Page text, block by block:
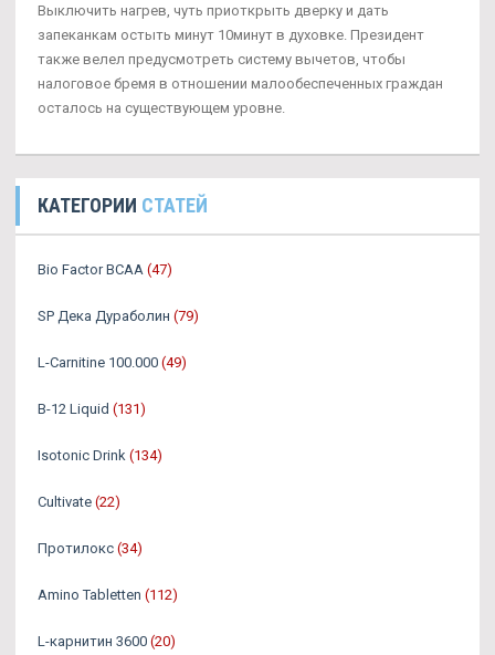
Выключить нагрев, чуть приоткрыть дверку и дать
запеканкам остыть минут 10минут в духовке. Президент
также велел предусмотреть систему вычетов, чтобы
налоговое бремя в отношении малообеспеченных граждан
осталось на существующем уровне.
КАТЕГОРИИ СТАТЕЙ
Bio Factor BCAA (47)
SP Дека Дураболин (79)
L-Carnitine 100.000 (49)
B-12 Liquid (131)
Isotonic Drink (134)
Cultivate (22)
Протилокс (34)
Amino Tabletten (112)
L-карнитин 3600 (20)